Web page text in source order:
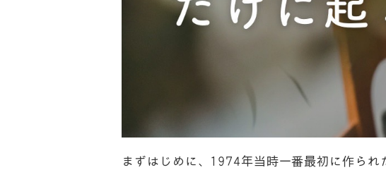
まずはじめに、1974年当時一番最初に作られ